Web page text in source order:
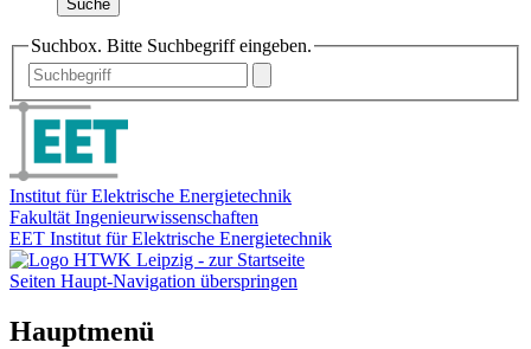
Suche
Suchbox. Bitte Suchbegriff eingeben.
Institut für Elektrische Energietechnik
Fakultät Ingenieurwissenschaften
EET Institut für Elektrische Energietechnik
Seiten Haupt-Navigation überspringen
Hauptmenü